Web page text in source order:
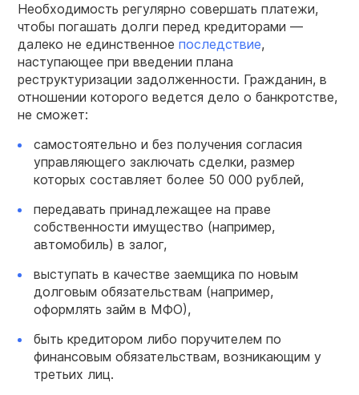
Необходимость регулярно совершать платежи,
чтобы погашать долги перед кредиторами —
далеко не единственное последствие,
наступающее при введении плана
реструктуризации задолженности. Гражданин, в
отношении которого ведется дело о банкротстве,
не сможет:
самостоятельно и без получения согласия
управляющего заключать сделки, размер
которых составляет более 50 000 рублей,
передавать принадлежащее на праве
собственности имущество (например,
автомобиль) в залог,
выступать в качестве заемщика по новым
долговым обязательствам (например,
оформлять займ в МФО),
быть кредитором либо поручителем по
финансовым обязательствам, возникающим у
третьих лиц.